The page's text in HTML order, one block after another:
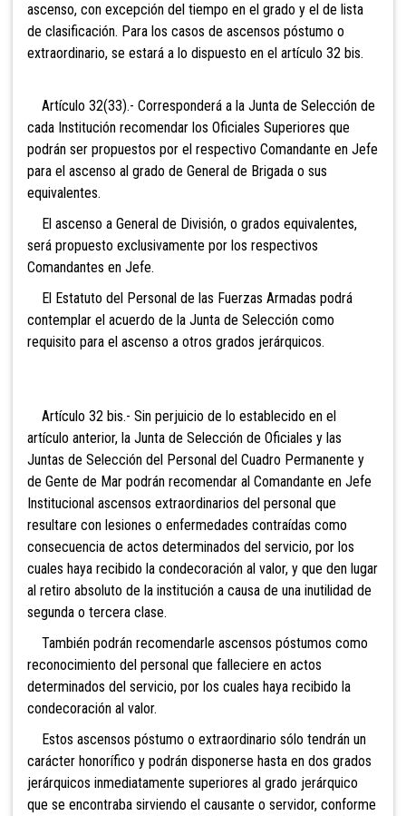
ascenso, con excepción del tiempo en el grado y el de lista
de clasificación. Para los casos de ascensos póstumo o
extraordinario, se estará a lo dispuesto en el artículo 32 bis.
Artículo 32(33).- Corresponderá a la Junta de Selección de
cada Institución recomendar los Oficiales Superiores que
podrán ser propuestos por el respectivo Comandante en Jefe
para el ascenso al grado de General de Brigada o sus
equivalentes.
El ascenso a General de División, o grados equivalentes,
será propuesto exclusivamente por los respectivos
Comandantes en Jefe.
El Estatuto del Personal de las Fuerzas Armadas podrá
contemplar el acuerdo de la Junta de Selección como
requisito para el ascenso a otros grados jerárquicos.
Artículo 32 bis.- Sin perjuicio de lo establecido en el
artículo anterior, la Junta de Selección de Oficiales y las
Juntas de Selección del Personal del Cuadro Permanente y
de Gente de Mar podrán recomendar al Comandante en Jefe
Institucional ascensos extraordinarios del personal que
resultare con lesiones o enfermedades contraídas como
consecuencia de actos determinados del servicio, por los
cuales haya recibido la condecoración al valor, y que den lugar
al retiro absoluto de la institución a causa de una inutilidad de
segunda o tercera clase.
También podrán recomendarle ascensos póstumos como
reconocimiento del personal que falleciere en actos
determinados del servicio, por los cuales haya recibido la
condecoración al valor.
Estos ascensos póstumo o extraordinario sólo tendrán un
carácter honorífico y podrán disponerse hasta en dos grados
jerárquicos inmediatamente superiores al grado jerárquico
que se encontraba sirviendo el causante o servidor, conforme